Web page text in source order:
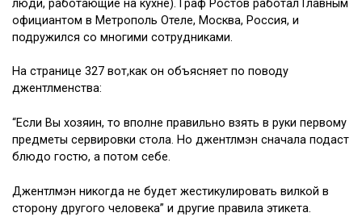
люди, работающие на кухне). Граф Ростов работал Главным
официантом в Метрополь Отеле, Москва, Россия, и
подружился со многими сотрудниками.
На странице 327 вот,как он объясняет по поводу
джентлменства:
“Если Вы хозяин, то вполне правильно взять в руки первому
предметы сервировки стола. Но джентлмэн сначала подаст
блюдо гостю, а потом себе.
Джентлмэн никогда не будет жестикулировать вилкой в
сторону другого человека” и другие правила этикета.